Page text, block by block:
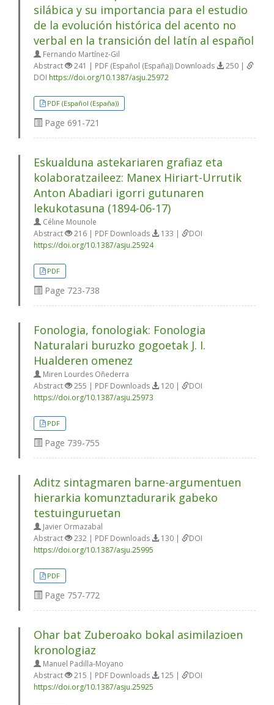
silábica y su importancia para el estudio
de la evolución histórica del acento no
verbal en la transición del latín al español
Fernando Martínez-Gil
Abstract
241 | PDF (Español (España)) Downloads
250 |
DOI https://doi.org/10.1387/asju.25972
PDF (Español (España))
Page 691-721
Eskualduna astekariaren grafiaz eta
kolaboratzaileez: Manex Hiriart-Urrutik
Anton Abadiari igorri gutunaren
lekukotasuna (1894-06-17)
Céline Mounole
Abstract
216 | PDF Downloads 133 |
DOI
https://doi.org/10.1387/asju.25924
PDF
Page 723-738
Fonologia, fonologiak: Fonologia
Naturalari buruzko gogoetak J. I.
Hualderen omenez
Miren Lourdes Oñederra
Abstract
255 | PDF Downloads 120 |
DOI
https://doi.org/10.1387/asju.25973
PDF
Page 739-755
Aditz sintagmaren barne-argumentuen
hierarkia komunztadurarik gabeko
testuinguruetan
Javier Ormazabal
Abstract
232 | PDF Downloads 130 |
DOI
https://doi.org/10.1387/asju.25995
PDF
Page 757-772
Ohar bat Zuberoako bokal asimilazioen
kronologiaz
Manuel Padilla-Moyano
Abstract
215 | PDF Downloads 125 |
DOI
https://doi.org/10.1387/asju.25925